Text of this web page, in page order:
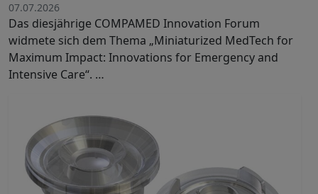
07.07.2026
Das diesjährige COMPAMED Innovation Forum
widmete sich dem Thema „Miniaturized MedTech for
Maximum Impact: Innovations for Emergency and
Intensive Care“. …